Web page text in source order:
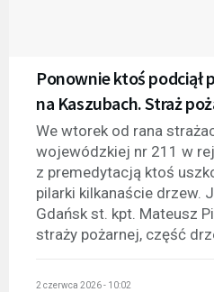
Ponownie ktoś podciął
na Kaszubach. Straż
We wtorek od rana
wojewódzkiej nr 211 w
z premedytacją ktoś
pilarki kilkanaście drzew.
Gdańsk st. kpt. Mateusz
straży pożarnej, część
2 czerwca 2026 - 10:02